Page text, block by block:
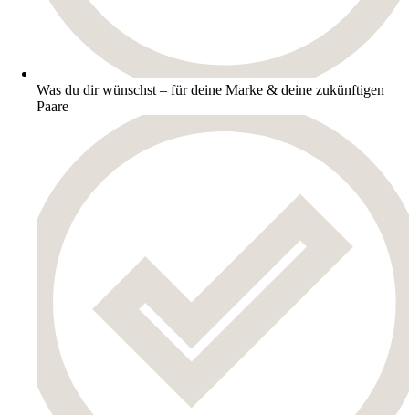
Was du dir wünschst – für deine Marke & deine zukünftigen
Paare